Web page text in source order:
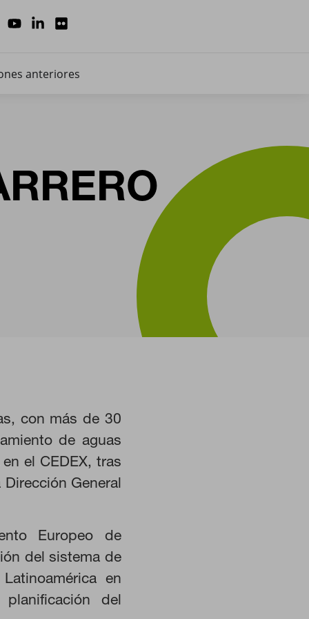
anteriores
con más de 30
de aguas
el CEDEX, tras
General
Europeo de
del sistema de
en
del
HABILITAR TODO
Puede configurar su
cookies no almacenan ninguna